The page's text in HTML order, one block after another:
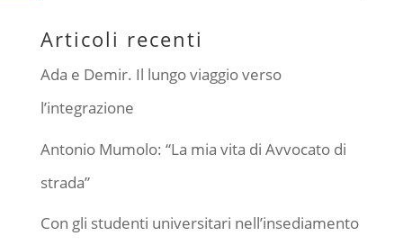
Articoli recenti
Ada e Demir. Il lungo viaggio verso
l’integrazione
Antonio Mumolo: “La mia vita di Avvocato di
strada”
Con gli studenti universitari nell’insediamento